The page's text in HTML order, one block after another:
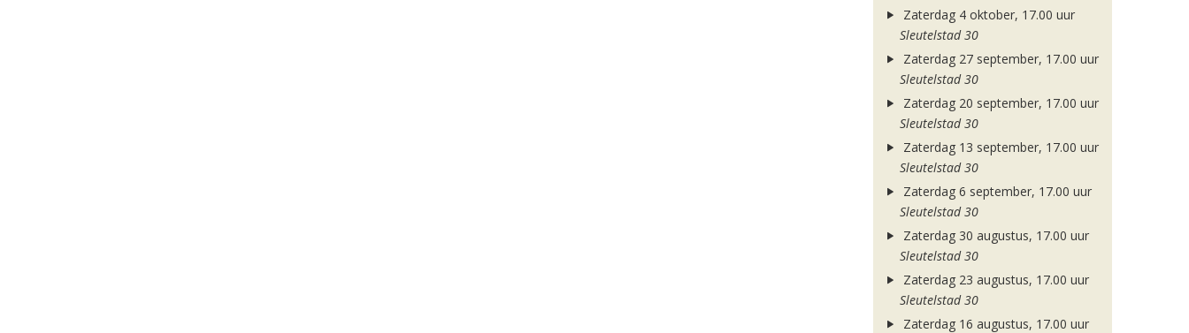
Zaterdag 4 oktober, 17.00 uur
Sleutelstad 30
Zaterdag 27 september, 17.00 uur
Sleutelstad 30
Zaterdag 20 september, 17.00 uur
Sleutelstad 30
Zaterdag 13 september, 17.00 uur
Sleutelstad 30
Zaterdag 6 september, 17.00 uur
Sleutelstad 30
Zaterdag 30 augustus, 17.00 uur
Sleutelstad 30
Zaterdag 23 augustus, 17.00 uur
Sleutelstad 30
Zaterdag 16 augustus, 17.00 uur